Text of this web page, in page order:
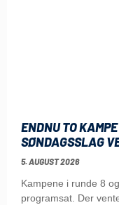
ENDNU TO
SØNDAGSSLAG
5. AUGUST 2026
Kampene i runde 8
programsat. Der